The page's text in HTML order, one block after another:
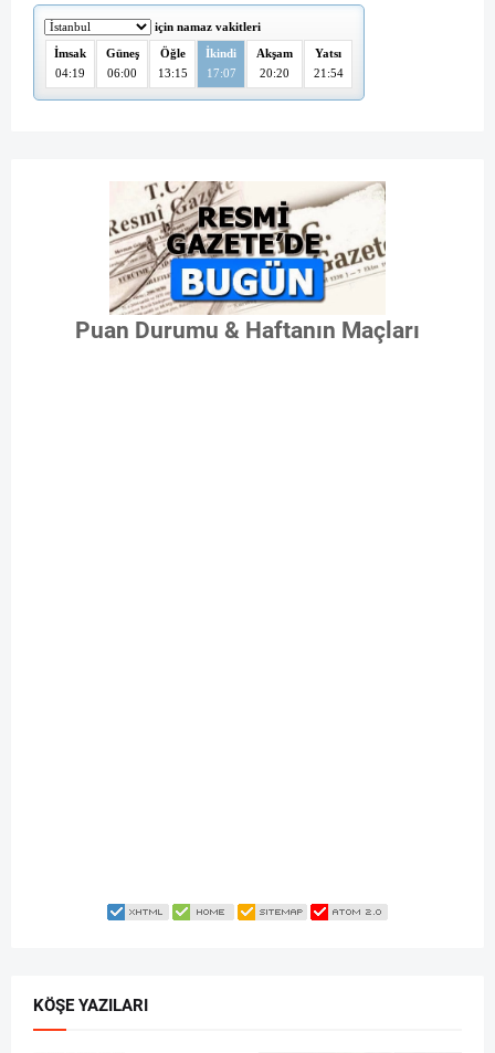
Puan Durumu & Haftanın Maçları
KÖŞE YAZILARI